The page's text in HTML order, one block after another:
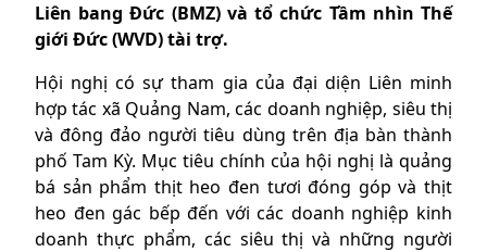
Liên bang Đức (BMZ) và tổ chức Tầm nhìn Thế
giới Đức (WVD) tài trợ.
Hội nghị có sự tham gia của đại diện Liên minh
hợp tác xã Quảng Nam, các doanh nghiệp, siêu thị
và đông đảo người tiêu dùng trên địa bàn thành
phố Tam Kỳ. Mục tiêu chính của hội nghị là quảng
bá sản phẩm thịt heo đen tươi đóng góp và thịt
heo đen gác bếp đến với các doanh nghiệp kinh
doanh thực phẩm, các siêu thị và những người